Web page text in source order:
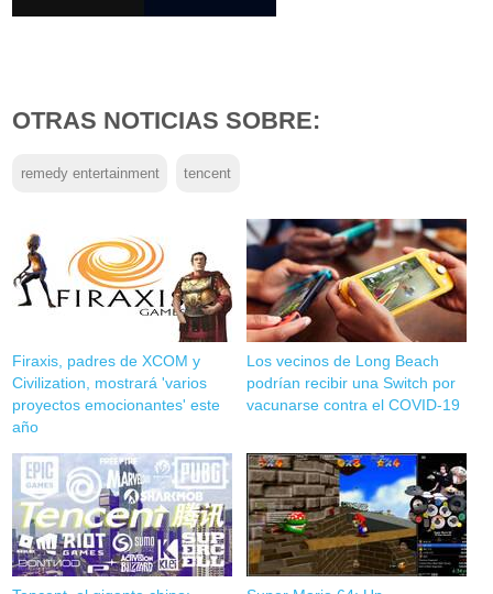
OTRAS NOTICIAS SOBRE:
remedy entertainment tencent
Firaxis, padres de XCOM y
Civilization, mostrará 'varios
proyectos emocionantes' este
año
Los vecinos de Long Beach
podrían recibir una Switch por
vacunarse contra el COVID-19